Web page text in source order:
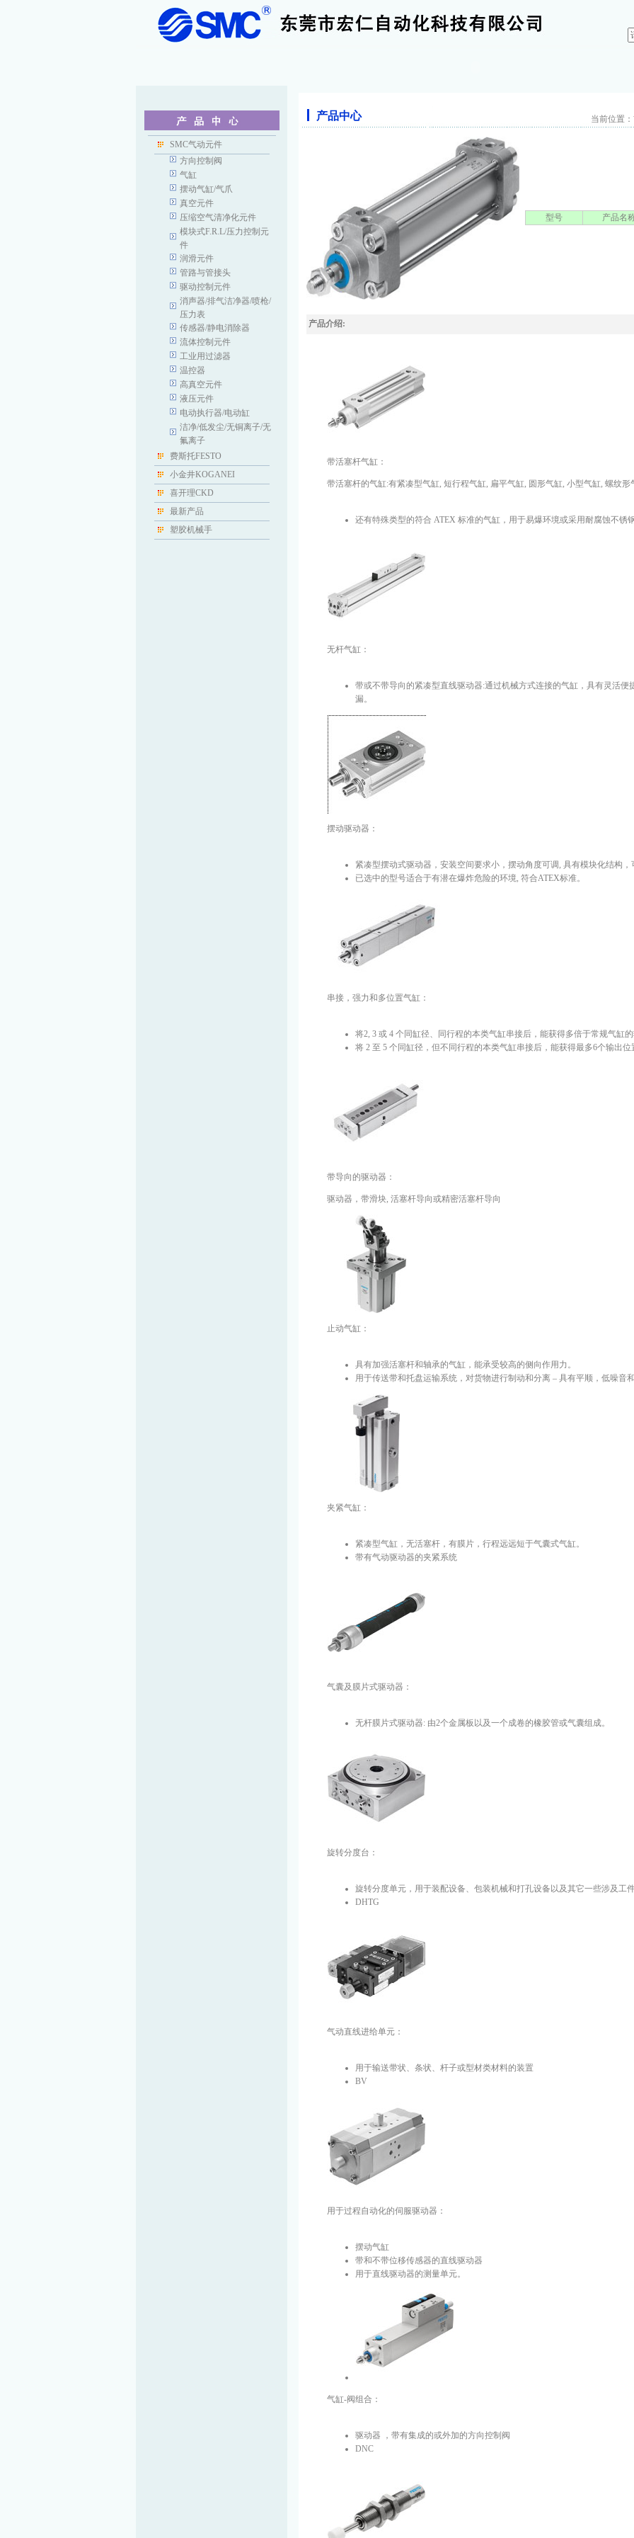
SMC气动元件
方向控制阀
气缸
摆动气缸/气爪
真空元件
压缩空气清净化元件
模块式F.R.L/压力控制元
件
润滑元件
管路与管接头
驱动控制元件
消声器/排气洁净器/喷枪/
压力表
传感器/静电消除器
流体控制元件
工业用过滤器
温控器
高真空元件
液压元件
电动执行器/电动缸
洁净/低发尘/无铜离子/无
氟离子
费斯托FESTO
小金井KOGANEI
喜开理CKD
最新产品
塑胶机械手
产品中心 当前位置
型号 产品名
产品介绍:
带活塞杆气缸：
带活塞杆的气缸:有紧凑型气缸, 短行程气缸, 扁平气缸, 圆形气缸, 小型气缸, 螺纹形
还有特殊类型的符合 ATEX 标准的气缸，用于易爆环境或采用耐腐蚀不锈
无杆气缸：
带或不带导向的紧凑型直线驱动器:通过机械方式连接的气缸，具有灵活便
漏。
摆动驱动器：
紧凑型摆动式驱动器，安装空间要求小，摆动角度可调, 具有模块化结构
已选中的型号适合于有潜在爆炸危险的环境, 符合ATEX标准。
串接，强力和多位置气缸：
将2, 3 或 4 个同缸径、同行程的本类气缸串接后，能获得多倍于常规气缸的
将 2 至 5 个同缸径，但不同行程的本类气缸串接后，能获得最多6个输出位
带导向的驱动器：
驱动器，带滑块, 活塞杆导向或精密活塞杆导向
止动气缸：
具有加强活塞杆和轴承的气缸，能承受较高的侧向作用力。
用于传送带和托盘运输系统，对货物进行制动和分离 – 具有平顺，低噪音
夹紧气缸：
紧凑型气缸，无活塞杆，有膜片，行程远远短于气囊式气缸。
带有气动驱动器的夹紧系统
气囊及膜片式驱动器：
无杆膜片式驱动器: 由2个金属板以及一个成卷的橡胶管或气囊组成。
旋转分度台：
旋转分度单元，用于装配设备、包装机械和打孔设备以及其它一些涉及工
DHTG
气动直线进给单元：
用于输送带状、条状、杆子或型材类材料的装置
BV
用于过程自动化的伺服驱动器：
摆动气缸
带和不带位移传感器的直线驱动器
用于直线驱动器的测量单元。
气缸-阀组合：
驱动器 ，带有集成的或外加的方向控制阀
DNC